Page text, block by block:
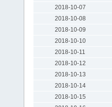
2018-10-07
2018-10-08
2018-10-09
2018-10-10
2018-10-11
2018-10-12
2018-10-13
2018-10-14
2018-10-15